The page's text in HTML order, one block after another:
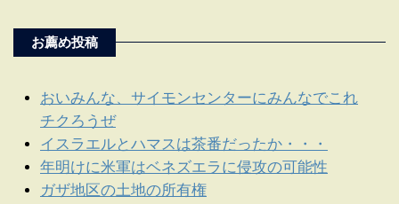
お薦め投稿
おいみんな、サイモンセンターにみんなでこれ
チクろうぜ
イスラエルとハマスは茶番だったか・・・
年明けに米軍はベネズエラに侵攻の可能性
ガザ地区の土地の所有権